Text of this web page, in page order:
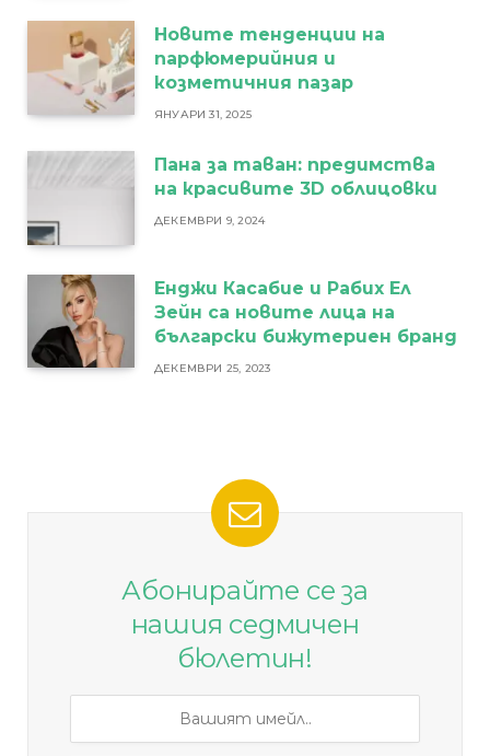
Новите тенденции на
парфюмерийния и
козметичния пазар
ЯНУАРИ 31, 2025
Пана за таван: предимства
на красивите 3D облицовки
ДЕКЕМВРИ 9, 2024
Енджи Касабие и Рабих Ел
Зейн са новите лица на
български бижутериен бранд
ДЕКЕМВРИ 25, 2023
Абонирайте се за
нашия седмичен
бюлетин!